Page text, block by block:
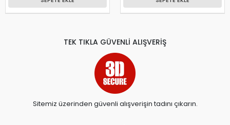
TEK TIKLA GÜVENLİ ALIŞVERİŞ
Sitemiz üzerinden güvenli alışverişin tadını çıkarın.